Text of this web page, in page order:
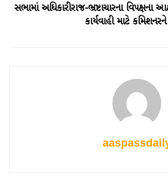
સભામાં અધિકારીરાજ-ભ્રષ્ટાચારના
કાર્યવાહી માટે